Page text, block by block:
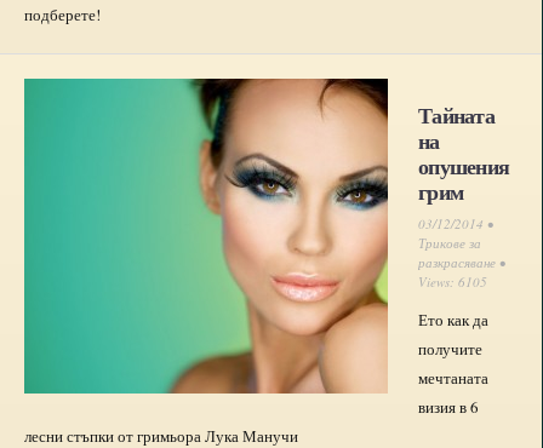
подберете!
Тайната
на
опушения
грим
03/12/2014 •
Трикове за
разкрасяване •
Views: 6105
Ето как да
получите
мечтаната
визия в 6
лесни стъпки от гримьора Лука Манучи